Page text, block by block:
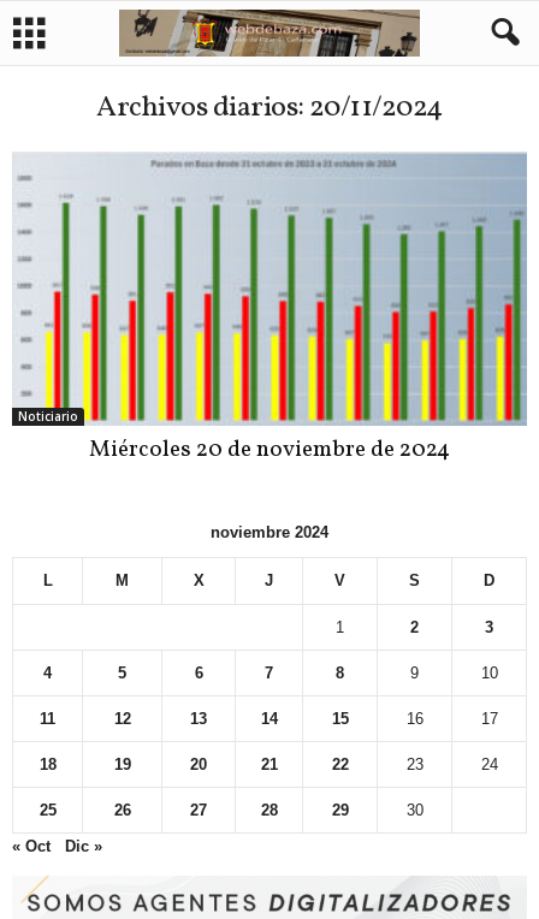
Archivos diarios: 20/11/2024
Noticiario
Miércoles 20 de noviembre de 2024
noviembre 2024
L M X J V S D
1 2 3
4 5 6 7 8 9 10
11 12 13 14 15 16 17
18 19 20 21 22 23 24
25 26 27 28 29
30
« Oct
Dic »